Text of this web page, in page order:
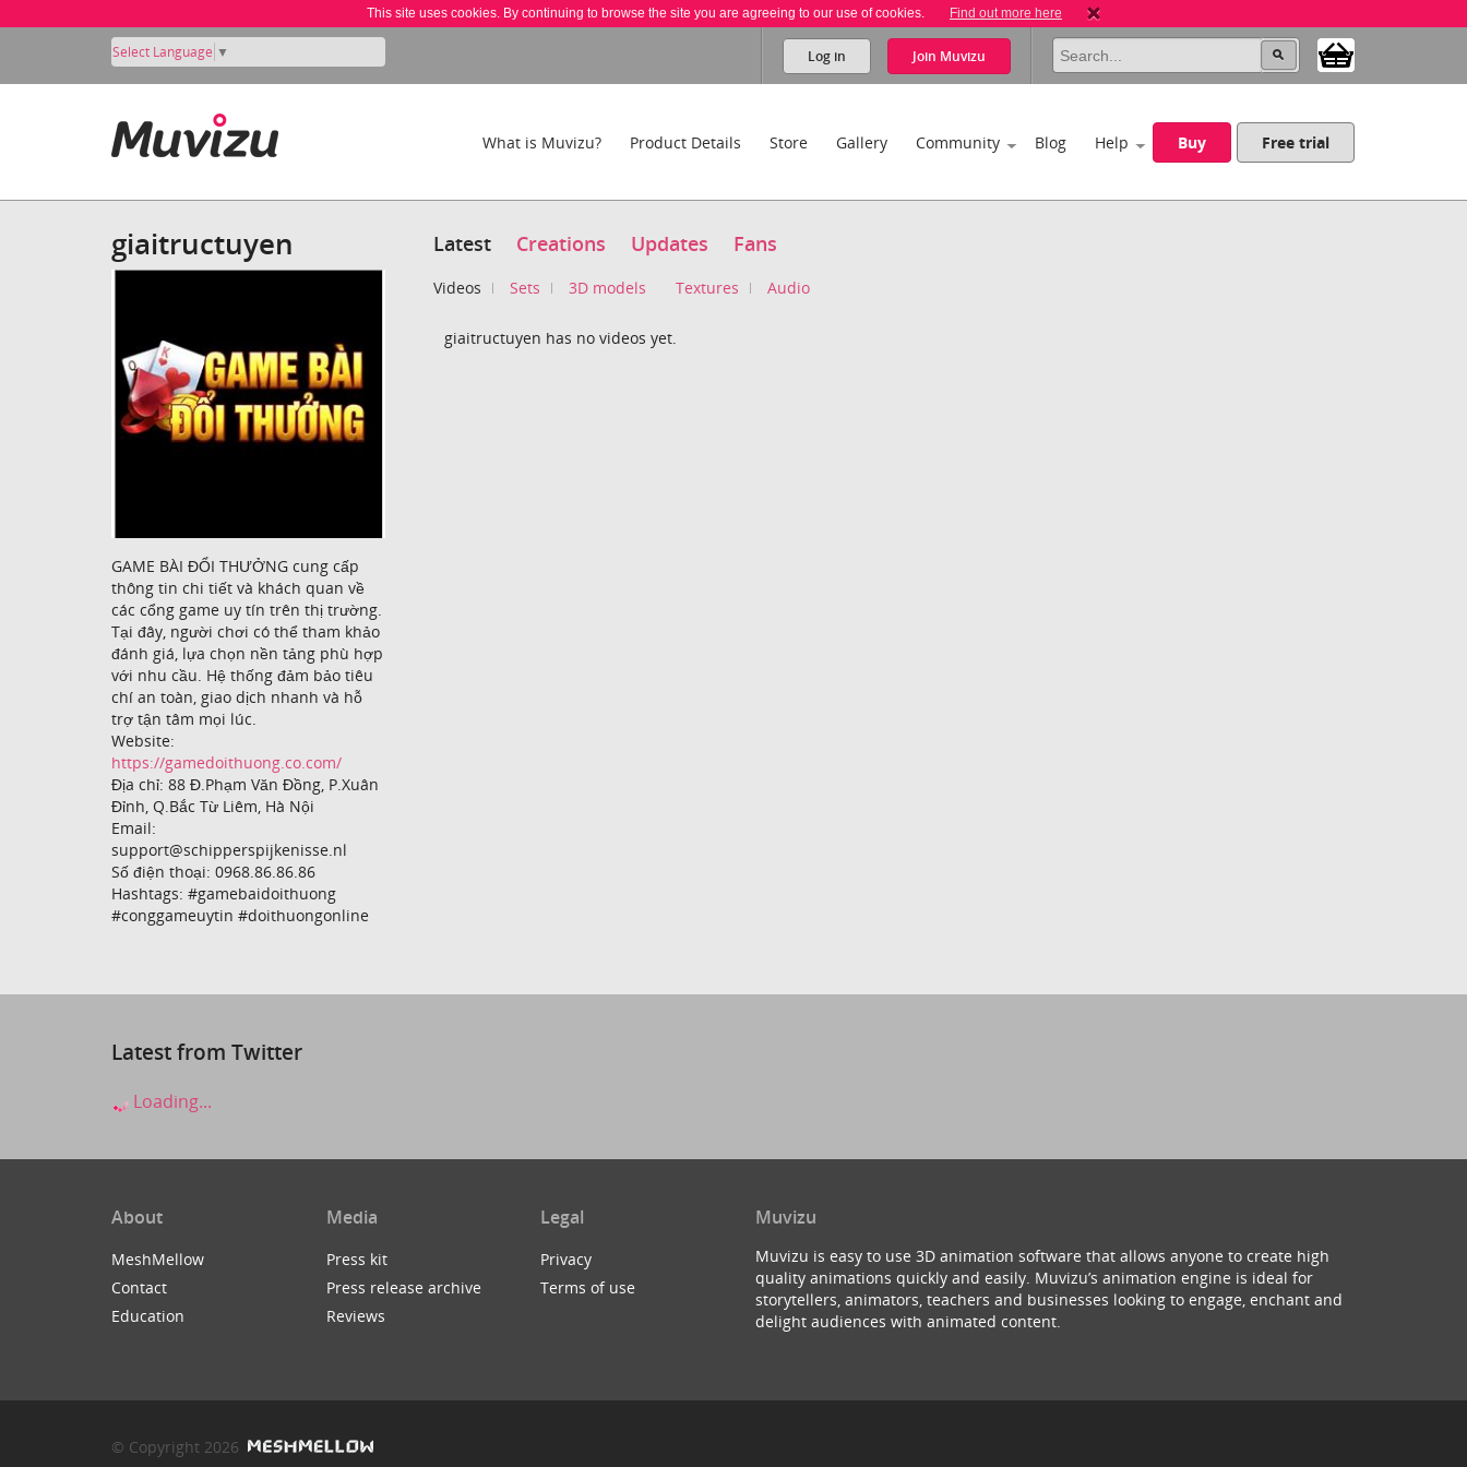
This site uses cookies. By continuing to browse the site you are agreeing to our use of cookies. Find out more here
Select Language ▼ Log in Join Muvizu
What is Muvizu? Product Details Store Gallery Community Blog Help Buy Free trial
giaitructuyen
GAME BÀI ĐỔI THƯỞNG cung cấp
thông tin chi tiết và khách quan về
các cổng game uy tín trên thị trường.
Tại đây, người chơi có thể tham khảo
đánh giá, lựa chọn nền tảng phù hợp
với nhu cầu. Hệ thống đảm bảo tiêu
chí an toàn, giao dịch nhanh và hỗ
trợ tận tâm mọi lúc.
Website:
https://gamedoithuong.co.com/
Địa chỉ: 88 Đ.Phạm Văn Đồng, P.Xuân
Đỉnh, Q.Bắc Từ Liêm, Hà Nội
Email:
support@schipperspijkenisse.nl
Số điện thoại: 0968.86.86.86
Hashtags: #gamebaidoithuong
#conggameuytin #doithuongonline
Latest Creations Updates Fans
Videos Sets 3D models Textures Audio
giaitructuyen has no videos yet.
Latest from Twitter
Loading...
About
MeshMellow
Contact
Education
Media
Press kit
Press release archive
Reviews
Legal
Privacy
Terms of use
Muvizu
Muvizu is easy to use 3D animation software that allows anyone to create high
quality animations quickly and easily. Muvizu’s animation engine is ideal for
storytellers, animators, teachers and businesses looking to engage, enchant and
delight audiences with animated content.
© Copyright 2026